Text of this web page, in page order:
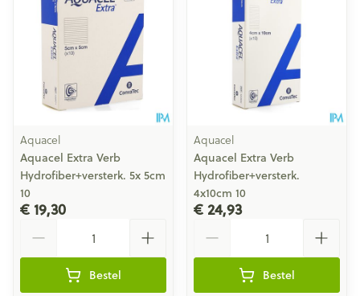
Aquacel
Aquacel Extra Verb
Hydrofiber+versterk. 5x 5cm
10
€ 19,30
Bestel
Aquacel
Aquacel Extra Verb
Hydrofiber+versterk.
4x10cm 10
€ 24,93
Bestel